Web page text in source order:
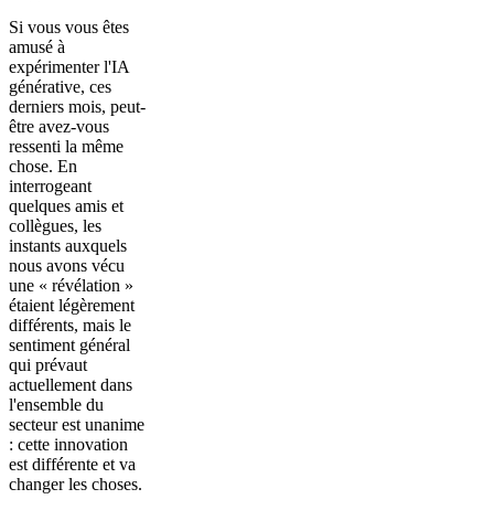
Si vous vous êtes
amusé à
expérimenter l'IA
générative, ces
derniers mois, peut-
être avez-vous
ressenti la même
chose. En
interrogeant
quelques amis et
collègues, les
instants auxquels
nous avons vécu
une « révélation »
étaient légèrement
différents, mais le
sentiment général
qui prévaut
actuellement dans
l'ensemble du
secteur est unanime
: cette innovation
est différente et va
changer les choses.